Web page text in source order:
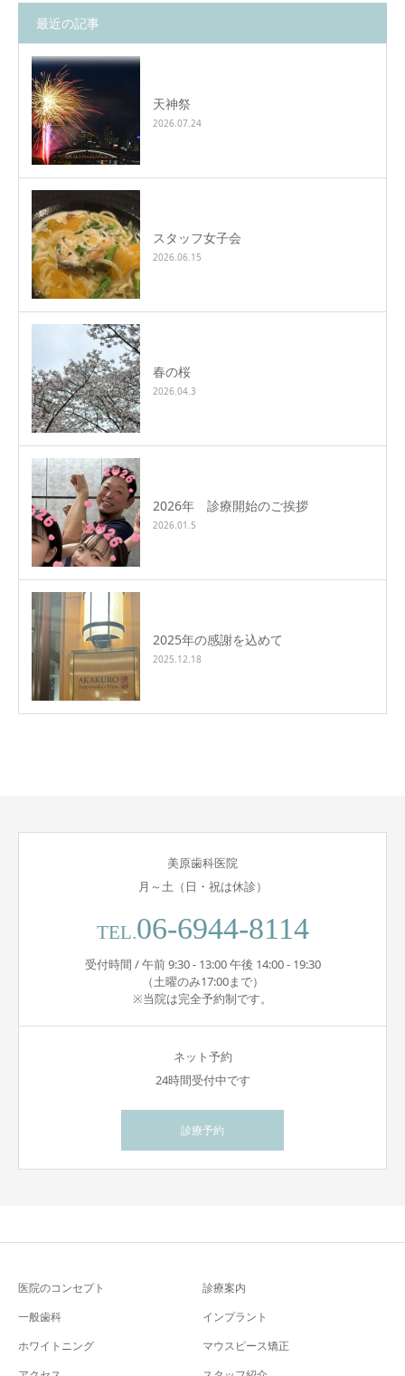
最近の記事
天神祭
2026.07.24
スタッフ女子会
2026.06.15
春の桜
2026.04.3
2026年 診療開始のご挨拶
2026.01.5
2025年の感謝を込めて
2025.12.18
美原歯科医院
月～土（日・祝は休診）
TEL.06-6944-8114
受付時間 / 午前 9:30 - 13:00 午後 14:00 - 19:30
（土曜のみ17:00まで）
※当院は完全予約制です。
ネット予約
24時間受付中です
診療予約
医院のコンセプト
診療案内
一般歯科
インプラント
ホワイトニング
マウスピース矯正